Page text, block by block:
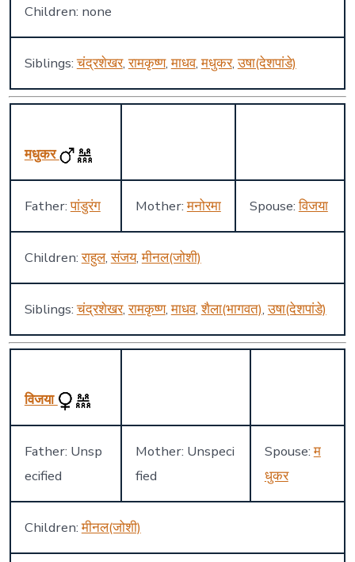
Children: none
Siblings:चंद्रशेखर,रामकृष्ण,माधव,मधुकर,उषा(देशपांडे)
मधुकर
Father:पांडुरंग Mother:मनोरमा Spouse:विजया
Children:राहुल,संजय,मीनल(जोशी)
Siblings:चंद्रशेखर,रामकृष्ण,माधव,शैला(भागवत),उषा(देशपांडे)
विजया
Father: Unsp
ecified
Mother: Unspeci
fied
Spouse:म
धुकर
Children:मीनल(जोशी)